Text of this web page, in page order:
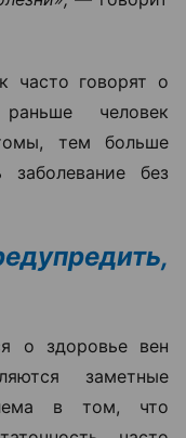
часто говорят о
человек
тем больше
заболевание без
о здоровье вен
заметные
в том, что